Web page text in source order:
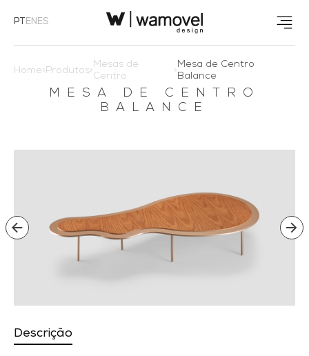
PT EN ES
Home> Produtos>
Mesas de
Centro
>
Mesa de Centro
Balance
MESA DE CENTRO
BALANCE
Descrição